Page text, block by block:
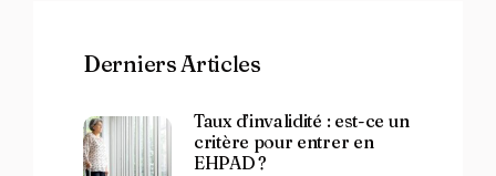
Derniers Articles
Taux d’invalidité : est-ce un
critère pour entrer en
EHPAD ?